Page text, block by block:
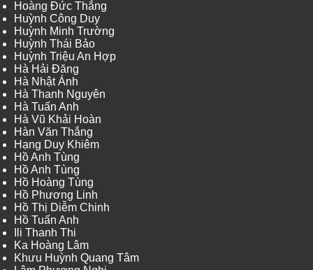
Hoàng Đức Thắng
Huỳnh Công Duy
Huỳnh Minh Trường
Huỳnh Thái Bảo
Huỳnh Triệu An Hợp
Hà Hải Đăng
Hà Nhật Ánh
Hà Thanh Nguyên
Hà Tuấn Anh
Hà Vũ Khải Hoàn
Hàn Văn Thắng
Hạng Duy Khiêm
Hồ Anh Tùng
Hồ Anh Tùng
Hồ Hoàng Tùng
Hồ Phương Linh
Hồ Thị Diễm Chinh
Hồ Tuấn Anh
Ili Thanh Thi
Ka Hoàng Lâm
Khưu Huỳnh Quang Tâm